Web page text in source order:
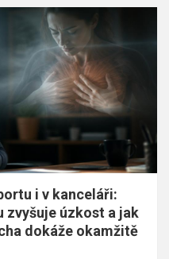
i v kanceláři:
zvyšuje úzkost a jak
dokáže okamžitě